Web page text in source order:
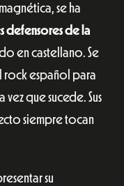
se ha
defensores de la
en castellano. Se
rock español para
que sucede. Sus
siempre tocan
su